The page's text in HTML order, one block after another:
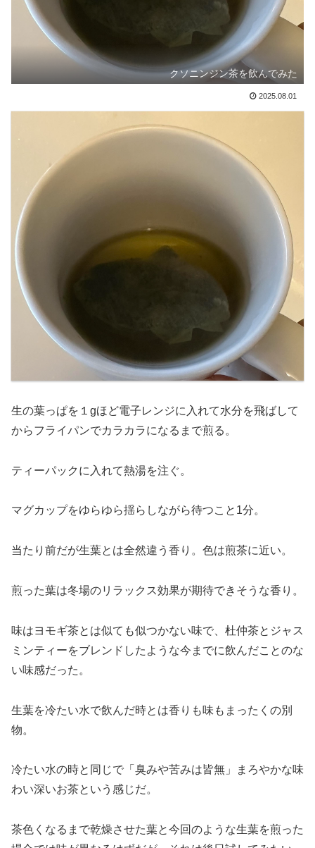
クソニンジン茶を飲んでみた
2025.08.01
生の葉っぱを１gほど電子レンジに入れて水分を飛ばして
からフライパンでカラカラになるまで煎る。
ティーパックに入れて熱湯を注ぐ。
マグカップをゆらゆら揺らしながら待つこと1分。
当たり前だが生葉とは全然違う香り。色は煎茶に近い。
煎った葉は冬場のリラックス効果が期待できそうな香り。
味はヨモギ茶とは似ても似つかない味で、杜仲茶とジャス
ミンティーをブレンドしたような今までに飲んだことのな
い味感だった。
生葉を冷たい水で飲んだ時とは香りも味もまったくの別
物。
冷たい水の時と同じで「臭みや苦みは皆無」まろやかな味
わい深いお茶という感じだ。
茶色くなるまで乾燥させた葉と今回のような生葉を煎った